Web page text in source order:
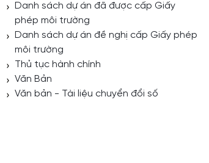
Danh sách dự án đã được cấp Giấy
phép môi trường
Danh sách dự án đề nghị cấp Giấy phép
môi trường
Thủ tục hành chính
Văn Bản
Văn bản - Tài liệu chuyển đổi số